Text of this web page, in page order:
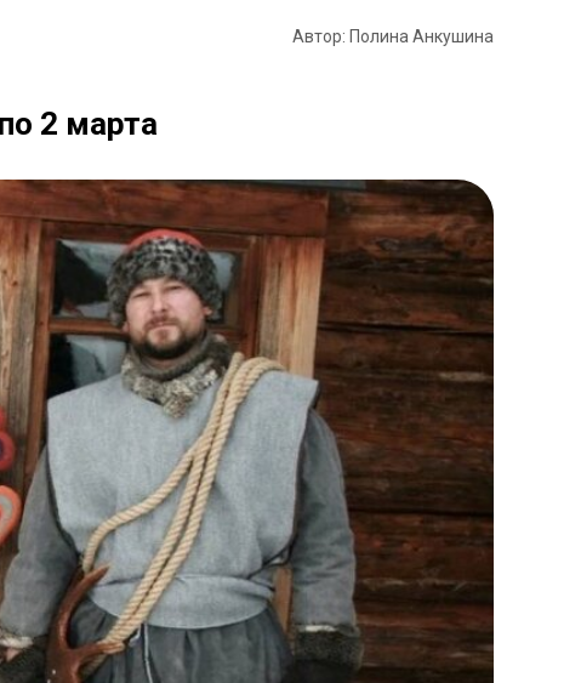
Автор: Полина Анкушина
2 марта